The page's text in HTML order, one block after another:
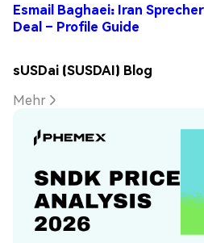
Esmail Baghaei: Iran
Deal – Profile Guide
sUSDai (SUSDAI) Blog
Mehr